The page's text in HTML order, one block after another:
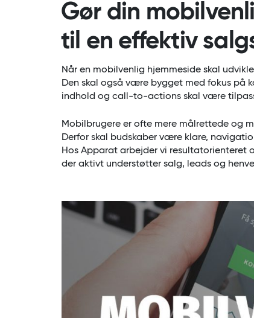
Gør din
til en effektiv
Når en mobilvenlig hjemmeside skal
Den skal også være bygget med fokus på
indhold og call-to-actions skal være
Mobilbrugere er ofte mere målrettede og
Derfor skal budskaber være klare,
Hos Apparat arbejder vi resultatorienteret
der aktivt understøtter salg, leads og